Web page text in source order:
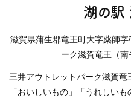
湖の駅
滋賀県蒲生郡竜王町大字薬師
ーク滋賀竜王（
三井アウトレットパーク滋賀
「おいしいもの」「うれしいも